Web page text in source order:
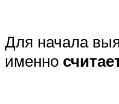
Для начала
именно